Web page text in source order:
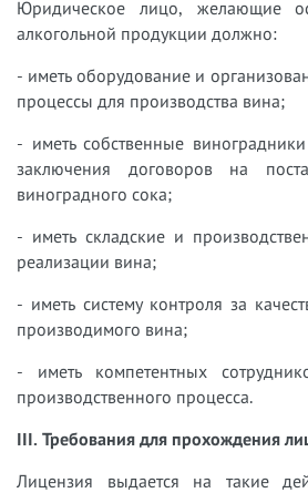
Юридическое лицо, желающие
алкогольной продукции должно:
- иметь оборудование и
процессы для производства вина;
- иметь собственные
заключения договоров на
виноградного сока;
- иметь складские и
реализации вина;
- иметь систему контроля за
производимого вина;
- иметь компетентных
производственного процесса.
III. Требования для прохождения
Лицензия выдается на такие